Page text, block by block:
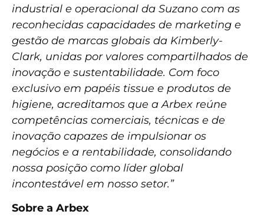
industrial e operacional da Suzano com as
reconhecidas capacidades de marketing e
gestão de marcas globais da Kimberly-
Clark, unidas por valores compartilhados de
inovação e sustentabilidade. Com foco
exclusivo em papéis tissue e produtos de
higiene, acreditamos que a Arbex reúne
competências comerciais, técnicas e de
inovação capazes de impulsionar os
negócios e a rentabilidade, consolidando
nossa posição como líder global
incontestável em nosso setor.”
Sobre a Arbex